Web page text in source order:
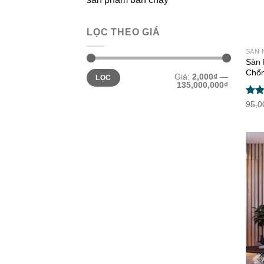
LỌC THEO GIÁ
Giá
thấp
nhất
Giá
cao
nhất
LỌC Giá: 2,000₫ —
135,000,000₫
SÀN
Sàn